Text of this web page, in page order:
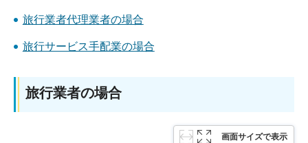
旅行業者代理業者の場合
旅行サービス手配業の場合
旅行業者の場合
画面サイズで表示